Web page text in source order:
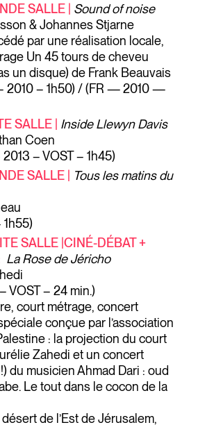
SALLE | Sound of noise
& Johannes Stjarne
par une réalisation locale,
Un 45 tours de cheveu
un disque)de Frank Beauvais
2010 – 1h50) / (FR — 2010 —
SALLE | Inside Llewyn Davis
Coen
– VOST – 1h45)
SALLE | Tous les matins du
1h55)
SALLE |CINÉ-DÉBAT +
La Rose de Jéricho
VOST – 24 min.)
court métrage, concert
conçue par l’association
: la projection du court
Zahedi et un concert
du musicien Ahmad Dari : oud
Le tout dans le cocon de la
de l’Est de Jérusalem,